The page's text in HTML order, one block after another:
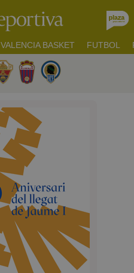
VALENCIA BASKET FUTBOL